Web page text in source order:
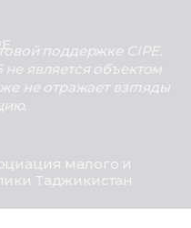
поддержке CIPE.
является объектом
не отражает взгляды
малого и
Таджикистан